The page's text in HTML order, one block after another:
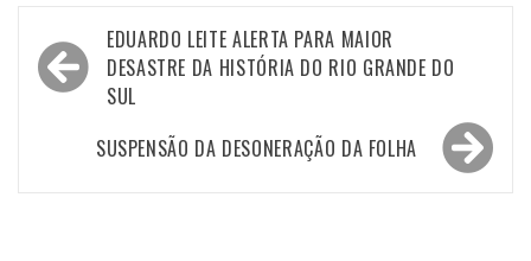
Navegação
de
EDUARDO LEITE ALERTA PARA MAIOR
DESASTRE DA HISTÓRIA DO RIO GRANDE DO
SUL
SUSPENSÃO DA DESONERAÇÃO DA FOLHA